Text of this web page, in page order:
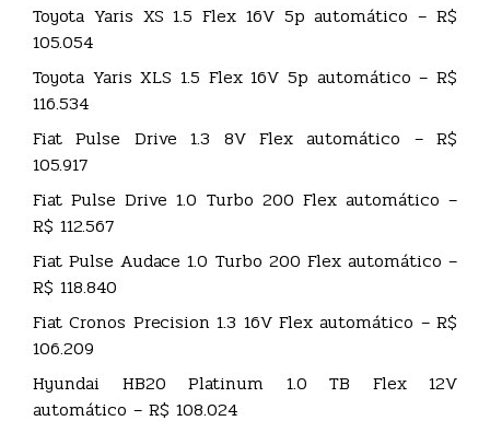
Toyota Yaris XS 1.5 Flex 16V 5p automático – R$
105.054
Toyota Yaris XLS 1.5 Flex 16V 5p automático – R$
116.534
Fiat Pulse Drive 1.3 8V Flex automático – R$
105.917
Fiat Pulse Drive 1.0 Turbo 200 Flex automático –
R$ 112.567
Fiat Pulse Audace 1.0 Turbo 200 Flex automático –
R$ 118.840
Fiat Cronos Precision 1.3 16V Flex automático – R$
106.209
Hyundai HB20 Platinum 1.0 TB Flex 12V
automático – R$ 108.024